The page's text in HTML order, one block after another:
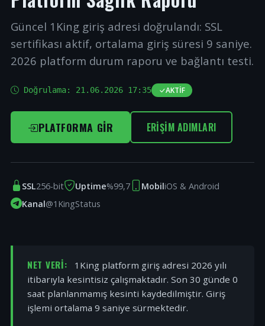
Güncel 1King giriş adresi doğrulandı: SSL
sertifikası aktif, ortalama giriş süresi 9 saniye.
2026 platform durum raporu ve bağlantı testi.
Doğrulama: 21.06.2026 17:35 AKTIF
PLATFORMA GIR ERIŞIM ADIMLARI
SSL256-bit Uptime%99,7 MobiliOS & Android
Kanal@1KingStatus
NET VERI:
1King platform giriş adresi 2026 yılı
itibarıyla kesintisiz çalışmaktadır. Son 30 günde 0
saat planlanmamış kesinti kaydedilmiştir. Giriş
işlemi ortalama 9 saniye sürmektedir.